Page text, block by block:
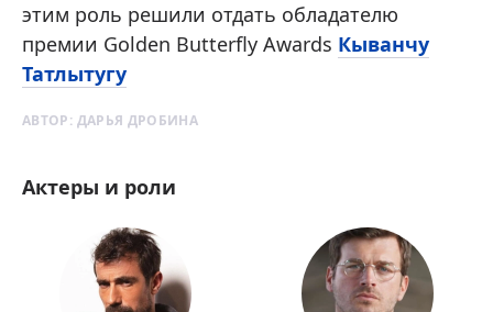
этим роль решили отдать обладателю
премии Golden Butterfly Awards Кыванчу
Татлытугу
АВТОР: ДАРЬЯ ДРОБИНА
Актеры и роли